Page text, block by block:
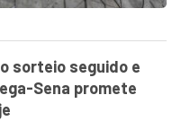
sorteio seguido e
Sena promete